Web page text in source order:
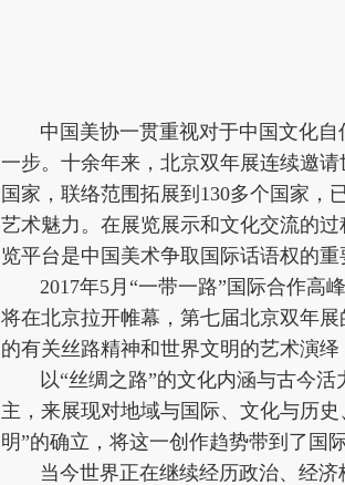
中国美协一贯重视对于中国文化自
一步。十余年来，北京双年展连续邀
国家，联络范围拓展到130多个国家
艺术魅力。在展览展示和文化交流的
览平台是中国美术争取国际话语权的
2017年5月“一带一路”国际合作高峰
将在北京拉开帷幕，第七届北京双年
的有关丝路精神和世界文明的艺术演
以“丝绸之路”的文化内涵与古今活
主，来展现对地域与国际、文化与历
明”的确立，将这一创作趋势带到了国
当今世界正在继续经历政治、经济